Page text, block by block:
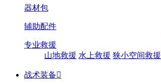
器材包
辅助配件
专业救援
山地救援 水上救援 狭小空间救援
战术装备